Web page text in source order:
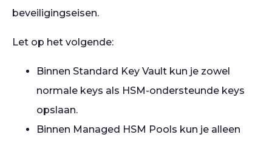
beveiligingseisen.
Let op het volgende:
Binnen Standard Key Vault kun je zowel
normale keys als HSM-ondersteunde keys
opslaan.
Binnen Managed HSM Pools kun je alleen